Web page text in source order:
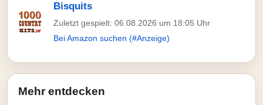
Bisquits
Zuletzt gespielt: 06.08.2026 um 18:05 Uhr
Bei Amazon suchen (#Anzeige)
Mehr entdecken